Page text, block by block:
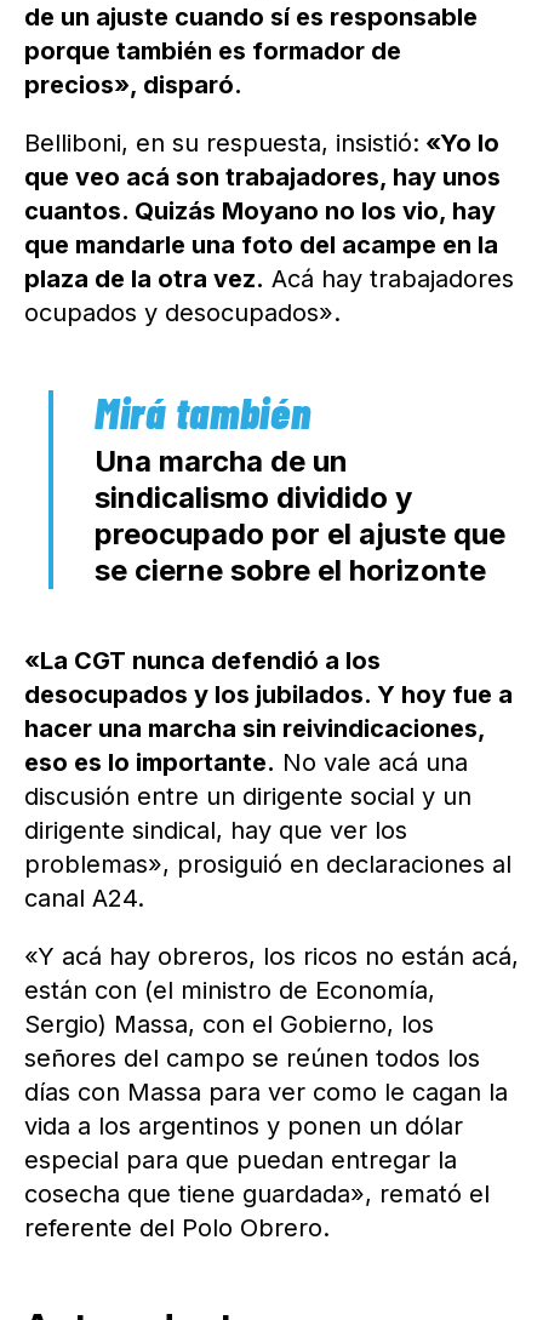
de un ajuste cuando sí es responsable
porque también es formador de
precios», disparó.
Belliboni, en su respuesta, insistió: «Yo lo
que veo acá son trabajadores, hay unos
cuantos. Quizás Moyano no los vio, hay
que mandarle una foto del acampe en la
plaza de la otra vez. Acá hay trabajadores
ocupados y desocupados».
Una marcha de un
sindicalismo dividido y
preocupado por el ajuste que
se cierne sobre el horizonte
«La CGT nunca defendió a los
desocupados y los jubilados. Y hoy fue a
hacer una marcha sin reivindicaciones,
eso es lo importante. No vale acá una
discusión entre un dirigente social y un
dirigente sindical, hay que ver los
problemas», prosiguió en declaraciones al
canal A24.
«Y acá hay obreros, los ricos no están acá,
están con (el ministro de Economía,
Sergio) Massa, con el Gobierno, los
señores del campo se reúnen todos los
días con Massa para ver como le cagan la
vida a los argentinos y ponen un dólar
especial para que puedan entregar la
cosecha que tiene guardada», remató el
referente del Polo Obrero.